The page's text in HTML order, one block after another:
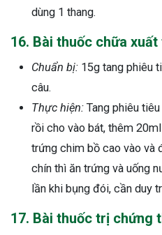
dùng 1 thang.
16. Bài thuốc chữa
Chuẩn bị: 15g tang phiêu
câu.
Thực hiện: Tang phiêu
rồi cho vào bát, thêm
trứng chim bồ cao vào và
chín thì ăn trứng và uống
lần khi bụng đói, cần duy
17. Bài thuốc trị chứng